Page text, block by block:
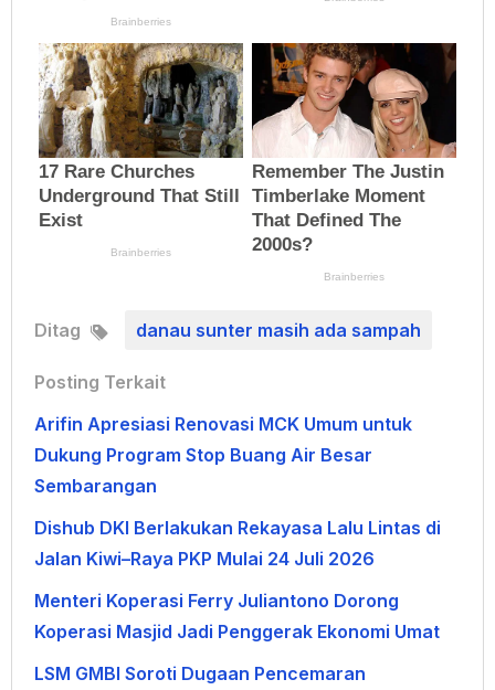
Ditag danau sunter masih ada sampah
Posting Terkait
Arifin Apresiasi Renovasi MCK Umum untuk
Dukung Program Stop Buang Air Besar
Sembarangan
Dishub DKI Berlakukan Rekayasa Lalu Lintas di
Jalan Kiwi–Raya PKP Mulai 24 Juli 2026
Menteri Koperasi Ferry Juliantono Dorong
Koperasi Masjid Jadi Penggerak Ekonomi Umat
LSM GMBI Soroti Dugaan Pencemaran